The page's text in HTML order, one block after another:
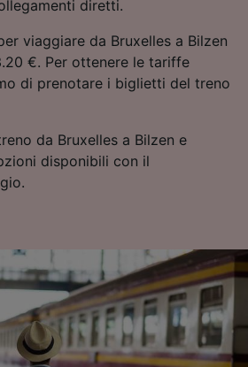
diretti.
viaggiare da Bruxelles a Bilzen
€. Per ottenere le tariffe
di prenotare i biglietti del treno
da Bruxelles a Bilzen e
disponibili con il